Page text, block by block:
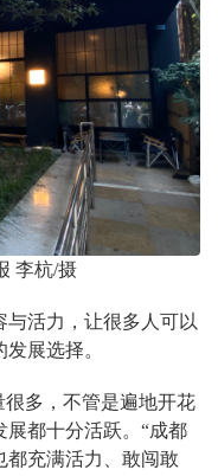
李杭/摄
活力，让很多人可以
展选择。
很多，不管是遍地开花
都十分活跃。“成都
都充满活力、敢闯敢